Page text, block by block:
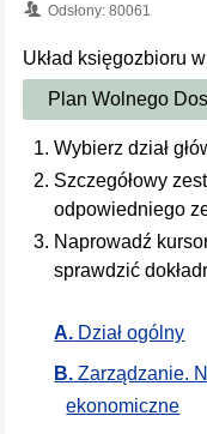
Odsłony: 80061
Układ księgozbioru
Plan Wolnego
Wybierz dział
Szczegółowy
odpowiedniego
Naprowadź
sprawdzić
A. Dział ogólny
B. Zarządzanie.
ekonomiczne